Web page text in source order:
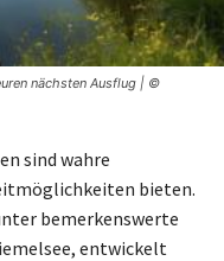
nächsten Ausflug | ©
sind wahre
bieten.
bemerkenswerte
entwickelt